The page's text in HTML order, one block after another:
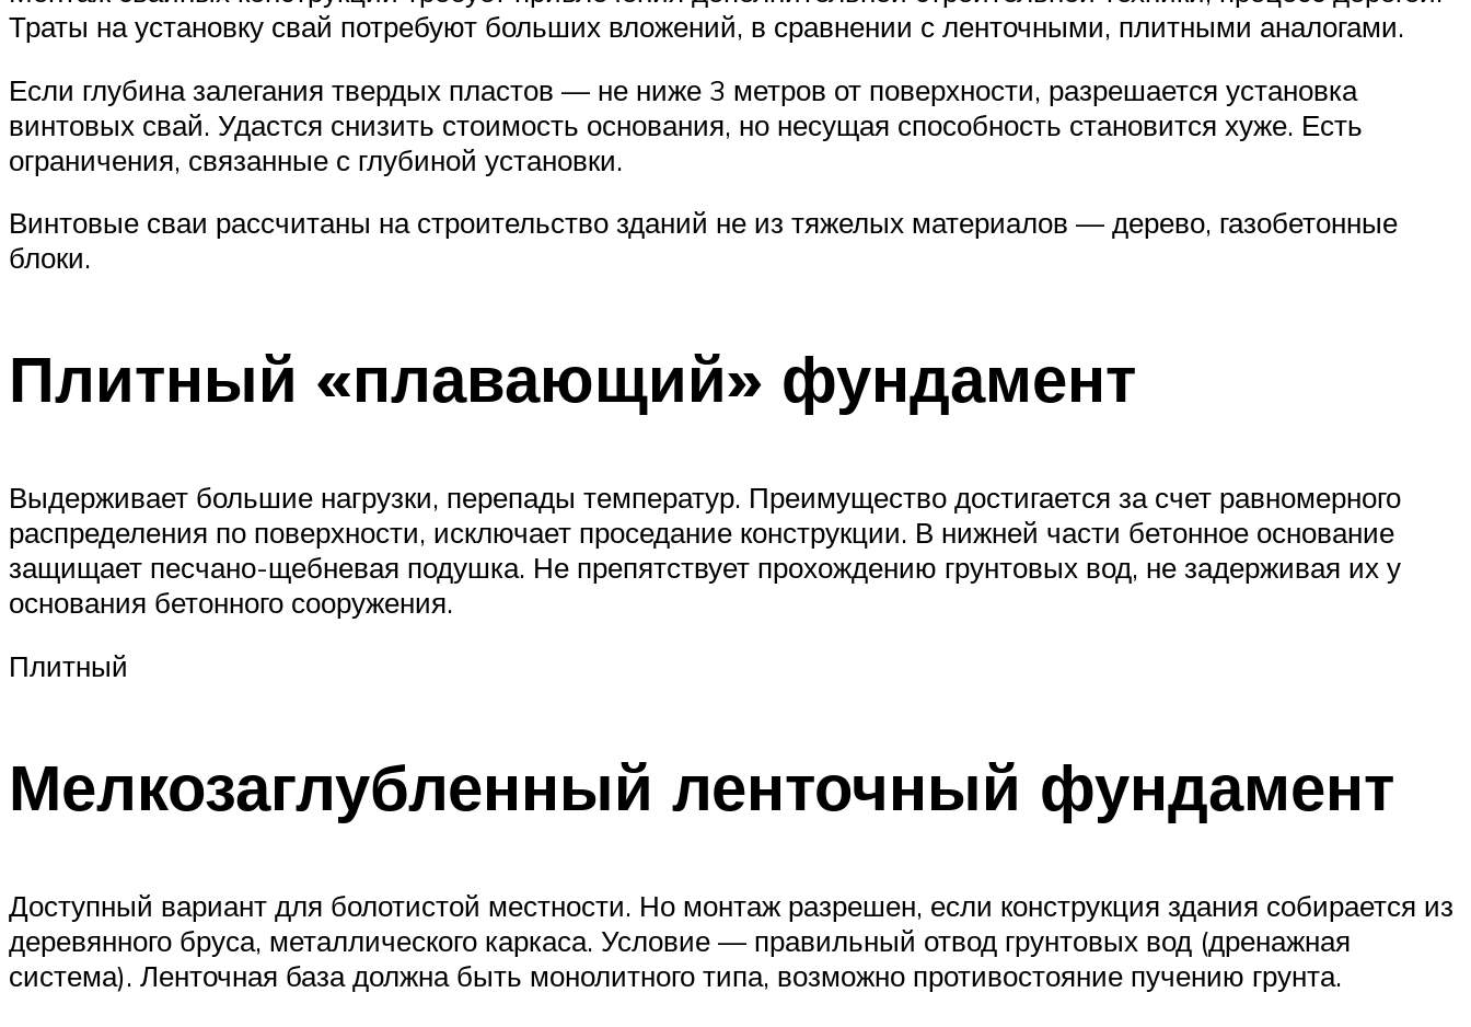
Траты на установку свай потребуют больших вложений, в сравнении с ленточными, плитными аналогами.
Если глубина залегания твердых пластов — не ниже 3 метров от поверхности, разрешается установка
винтовых свай. Удастся снизить стоимость основания, но несущая способность становится хуже. Есть
ограничения, связанные с глубиной установки.
Винтовые сваи рассчитаны на строительство зданий не из тяжелых материалов — дерево, газобетонные
блоки.
Плитный «плавающий» фундамент
Выдерживает большие нагрузки, перепады температур. Преимущество достигается за счет равномерного
распределения по поверхности, исключает проседание конструкции. В нижней части бетонное основание
защищает песчано-щебневая подушка. Не препятствует прохождению грунтовых вод, не задерживая их у
основания бетонного сооружения.
Плитный
Мелкозаглубленный ленточный фундамент
Доступный вариант для болотистой местности. Но монтаж разрешен, если конструкция здания собирается из
деревянного бруса, металлического каркаса. Условие — правильный отвод грунтовых вод (дренажная
система). Ленточная база должна быть монолитного типа, возможно противостояние пучению грунта.